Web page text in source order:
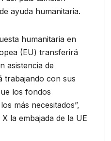
ayuda humanitaria.
humanitaria en
(EU) transferirá
asistencia de
trabajando con sus
los fondos
más necesitados”,
la embajada de la UE